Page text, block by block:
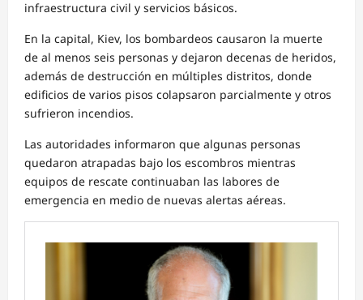
infraestructura civil y servicios básicos.
En la capital, Kiev, los bombardeos causaron la muerte
de al menos seis personas y dejaron decenas de heridos,
además de destrucción en múltiples distritos, donde
edificios de varios pisos colapsaron parcialmente y otros
sufrieron incendios.
Las autoridades informaron que algunas personas
quedaron atrapadas bajo los escombros mientras
equipos de rescate continuaban las labores de
emergencia en medio de nuevas alertas aéreas.